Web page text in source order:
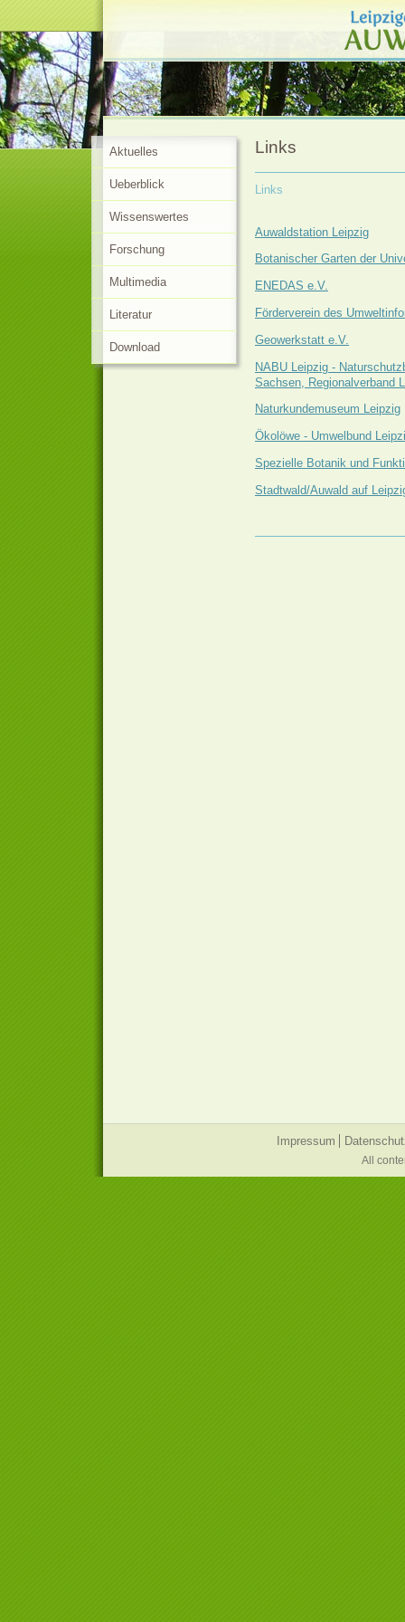
Links
Links
Auwaldstation Leipzig
Botanischer Garten der
ENEDAS e.V.
Förderverein des
Geowerkstatt e.V.
NABU Leipzig -
Sachsen, Regionalverband
Naturkundemuseum Leipzig
Ökolöwe - Umwelbund
Spezielle Botanik und
Stadtwald/Auwald auf
Impressum
All
Aktuelles
Ueberblick
Wissenswertes
Forschung
Multimedia
Literatur
Download